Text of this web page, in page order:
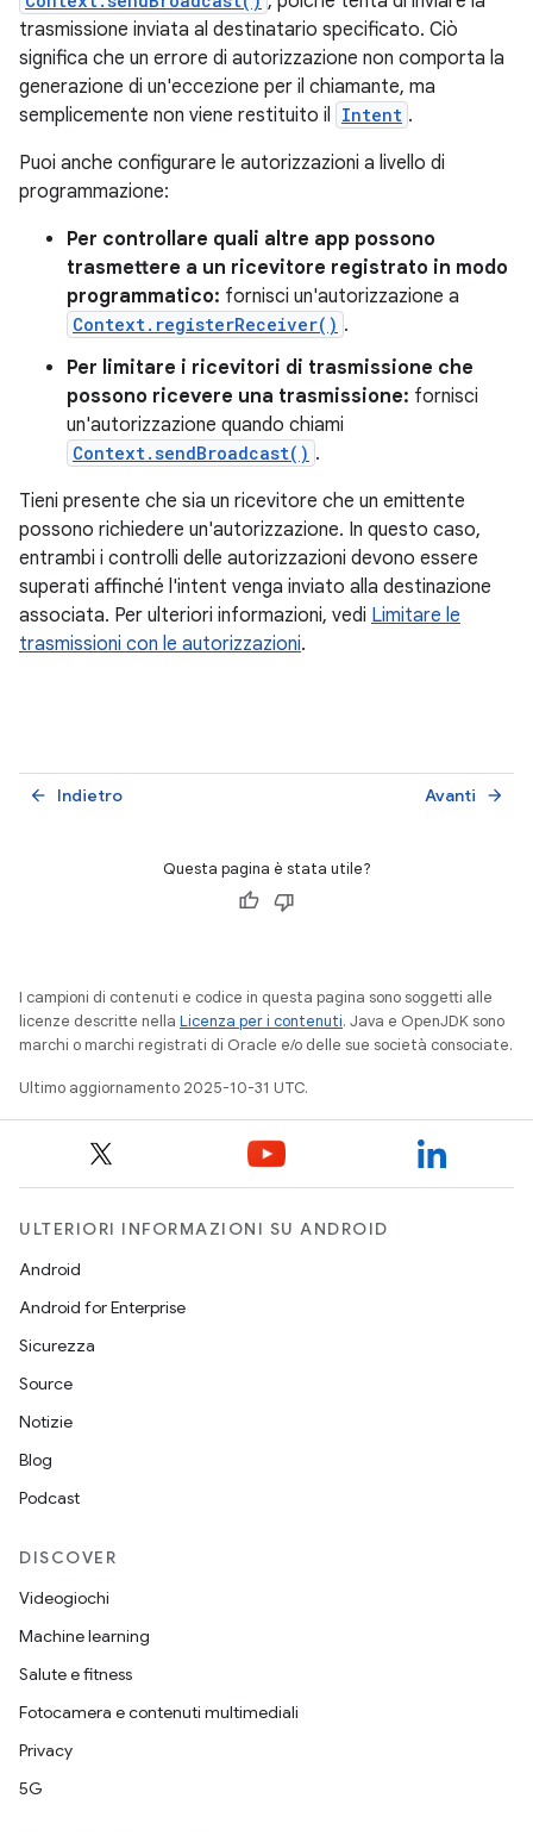
trasmissione inviata al destinatario specificato. Ciò
significa che un errore di autorizzazione non comporta la
generazione di un'eccezione per il chiamante, ma
semplicemente non viene restituito il Intent .
Puoi anche configurare le autorizzazioni a livello di
programmazione:
Per controllare quali altre app possono
trasmettere a un ricevitore registrato in modo
programmatico: fornisci un'autorizzazione a
Context.registerReceiver() .
Per limitare i ricevitori di trasmissione che
possono ricevere una trasmissione: fornisci
un'autorizzazione quando chiami
Context.sendBroadcast() .
Tieni presente che sia un ricevitore che un emittente
possono richiedere un'autorizzazione. In questo caso,
entrambi i controlli delle autorizzazioni devono essere
superati affinché l'intent venga inviato alla destinazione
associata. Per ulteriori informazioni, vedi Limitare le
trasmissioni con le autorizzazioni.
Indietro
arrow_back Avanti arrow_forward
Questa pagina è stata utile?
I campioni di contenuti e codice in questa pagina sono soggetti alle
licenze descritte nella Licenza per i contenuti. Java e OpenJDK sono
marchi o marchi registrati di Oracle e/o delle sue società consociate.
Ultimo aggiornamento 2025-10-31 UTC.
ULTERIORI INFORMAZIONI SU ANDROID
Android
Android for Enterprise
Sicurezza
Source
Notizie
Blog
Podcast
DISCOVER
Videogiochi
Machine learning
Salute e fitness
Fotocamera e contenuti multimediali
Privacy
5G